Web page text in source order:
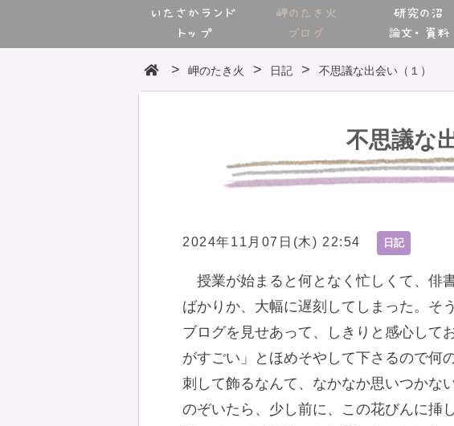
いたさかランド
トップ
岬のたき火
ブログ
研究の沼
論文・資料
岬のたき火 日記 不思議な出会い（１）
不思議な
2024年11月07日(木) 22:54 日記
授業が始まると何となく忙しくて、俳
ばかりか、大幅に遅刻してしまった。そ
ブログを見せあって、しきりと感心して
がすごい」とほめそやして下さるので何
刺して飾るなんて、なかなか思いつかな
のぞいたら、少し前に、この花びんに挿